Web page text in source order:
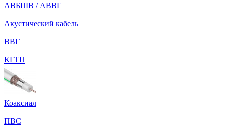
АВБШВ / АВВГ
Акустический кабель
ВВГ
КГТП
Коаксиал
ПВС